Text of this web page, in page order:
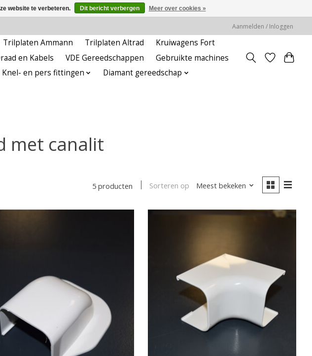
Aanmelden / Inloggen
Trilplaten Ammann Trilplaten Altrad
Kruiwagens Fort
en Kabels VDE Gereedschappen
Gebruikte machines
Knel- en pers fittingen Diamant gereedschap
met canalit
5 producten Sorteren op Meest bekeken
website te verbeteren. Dit bericht verbergen Meer over cookies »